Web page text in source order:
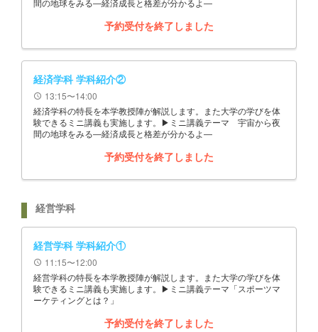
間の地球をみる―経済成長と格差が分かるよ―
予約受付を終了しました
経済学科 学科紹介②
schedule 13:15〜14:00
経済学科の特長を本学教授陣が解説します。また大学の学びを体
験できるミニ講義も実施します。▶ミニ講義テーマ 宇宙から夜
間の地球をみる―経済成長と格差が分かるよ―
予約受付を終了しました
経営学科
経営学科 学科紹介①
schedule 11:15〜12:00
経営学科の特長を本学教授陣が解説します。また大学の学びを体
験できるミニ講義も実施します。▶ミニ講義テーマ「スポーツマ
ーケティングとは？」
予約受付を終了しました